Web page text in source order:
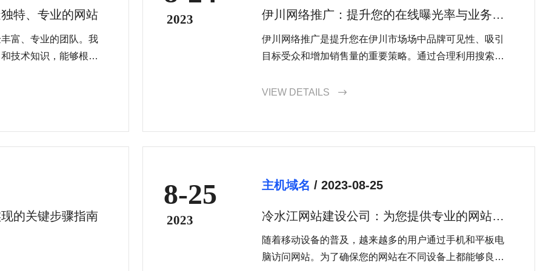
特、专业的网站
富、专业的团队。我
技术知识，能够根据
2023
伊川网络推广：提升您的在线曝光率与业务销
售量的有效策略
伊川网络推广是提升您在伊川市场场中品牌可见性、吸引
目标受众和增加销售量的重要策略。通过合理利用搜索引
提高品牌曝光率，扩大受众，实现商业目标。
VIEW DETAILS 
的关键步骤指南
8-25
2023
主机域名 / 2023-08-25
冷水江网站建设公司：为您提供专业的网站建
设服务
随着移动设备的普及，越来越多的用户通过手机和平板电
脑访问网站。为了确保您的网站在不同设备上都能够良好